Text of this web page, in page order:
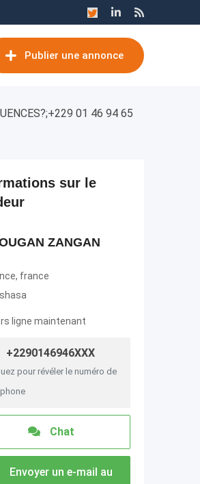
Publier une annonce
01 46 94 65
sur le
ZANGAN
france
ligne maintenant
+2290146946XXX
pour révéler le numéro de
Chat
Envoyer un e-mail au